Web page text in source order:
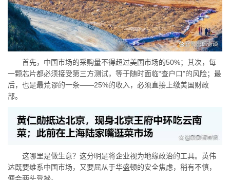
首先，中国市场的采购量不得超过美国市场的50%；其次，每
一颗芯片都必须接受第三方测试，等于随时面临“查户口”的风险；最
后，也是最荒谬的一条——25%的收入，必须直接上缴美国财政
部。
这哪里是做生意？这分明是将企业视为地缘政治的工具。英伟
达既要维系中国市场，又要屈从于华盛顿的安全焦虑，稍有不慎，